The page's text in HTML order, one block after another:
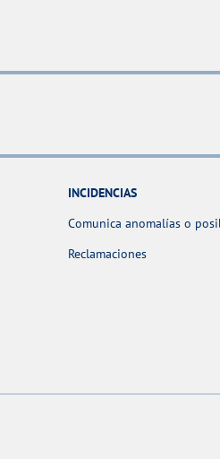
INCIDENCIAS
Comunica anomalías o
Reclamaciones